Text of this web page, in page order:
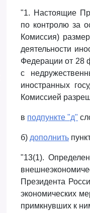
"1. Настоящие
по контролю за
Комиссия)
деятельности
Федерации от 28
с
иностранных
Комиссией
в подпункте "д"
б) дополнить
"13(1).
Президента
экономических
примкнувших к